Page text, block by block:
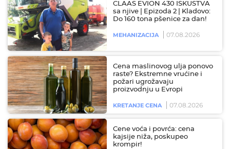
CLAAS EVION 430 ISKUSTVA
sa njive | Epizoda 2 | Kladovo:
Do 160 tona pšenice za dan!
MEHANIZACIJA 07.08.2026
Cena maslinovog ulja ponovo
raste? Ekstremne vrućine i
požari ugrožavaju
proizvodnju u Evropi
KRETANJE CENA 07.08.2026
Cene voća i povrća: cena
kajsije niža, poskupeo
krompir!